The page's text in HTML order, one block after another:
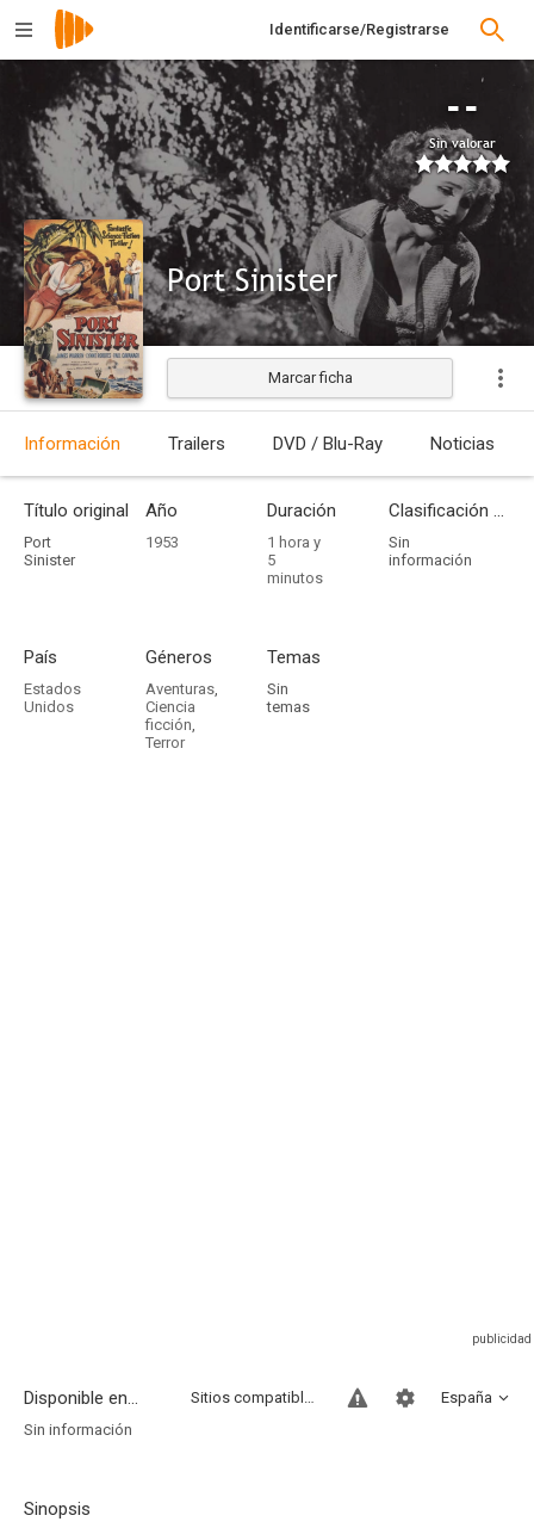
Identificarse/Registrarse
--
Sin valorar
Port Sinister
Estrenada
Marcar ficha
Información Trailers DVD / Blu-Ray Noticias
Título original
Port
Sinister
Año
1953
Duración
1 hora y
5
minutos
Clasificación por edades
Sin
información
País
Estados
Unidos
Géneros
Aventuras,
Ciencia
ficción,
Terror
Temas
Sin
temas
Disponible en... España
Sitios compatibles
Sin información
Sinopsis